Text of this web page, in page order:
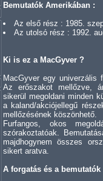
Bemutatók Amerikában :
Az első rész : 1985.
Az utolsó rész : 1992.
Ki is ez a MacGyver ?
MacGyver egy univerzális
Az erőszakot mellőzve,
sikerül megoldani minden
a kaland/akciójellegű
mellőzésének köszönhető.
Furfangos, okos
szórakoztatóak.
majdhogynem összes
sikert aratva.
A forgatás és a bemutatók